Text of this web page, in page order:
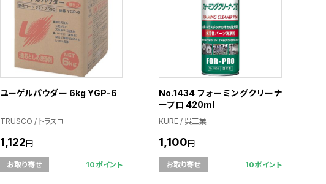
ユーゲルパウダー 6kg YGP-6
TRUSCO / トラスコ
1,122円
お取り寄せ 10ポイント
No.1434 フォーミングクリーナ
ープロ 420ml
KURE / 呉工業
1,100円
お取り寄せ 10ポイント